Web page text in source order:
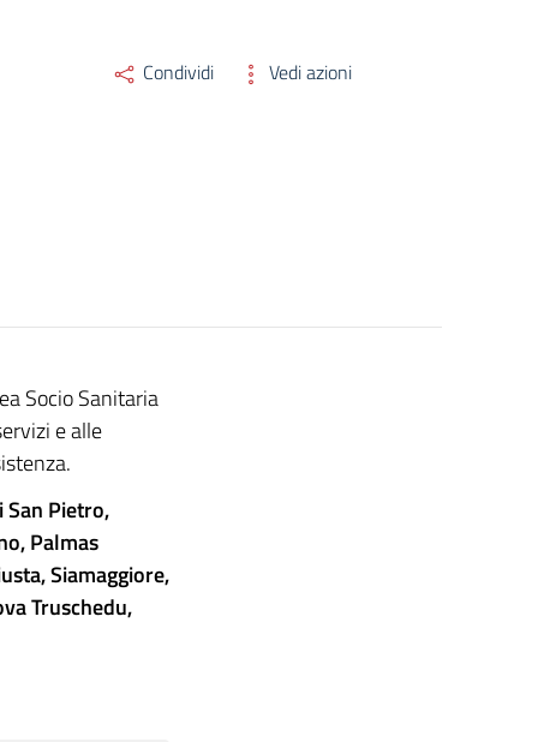
Condividi Vedi azioni
Socio Sanitaria
e alle
Pietro,
Palmas
Siamaggiore,
Truschedu,